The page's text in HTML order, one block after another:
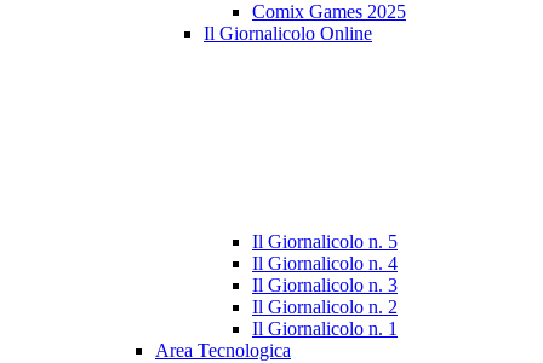
Comix Games 2025
Il Giornalicolo Online
Il Giornalicolo n. 5
Il Giornalicolo n. 4
Il Giornalicolo n. 3
Il Giornalicolo n. 2
Il Giornalicolo n. 1
Area Tecnologica